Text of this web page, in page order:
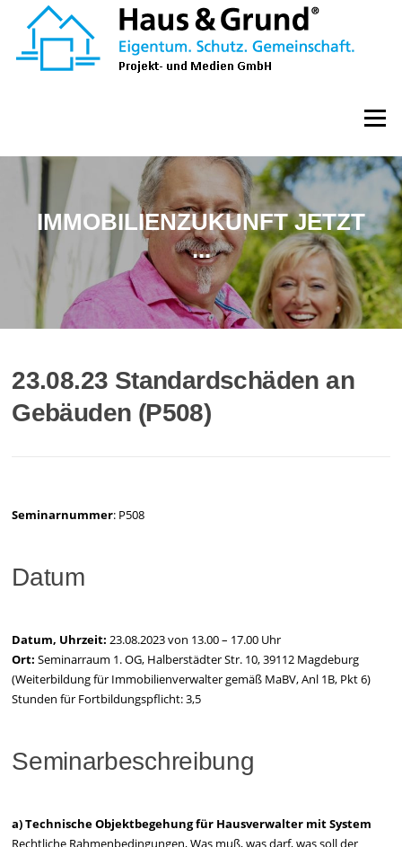
Inhalt
springen
Menü
IMMOBILIENZUKUNFT JETZT
...
23.08.23 Standardschäden an
Gebäuden (P508)
Seminarnummer: P508
Datum
Datum, Uhrzeit:23.08.2023 von 13.00 – 17.00 Uhr
Ort:Seminarraum 1. OG, Halberstädter Str. 10, 39112 Magdeburg
(Weiterbildung für Immobilienverwalter gemäß MaBV, Anl 1B, Pkt 6)
Stunden für Fortbildungspflicht: 3,5
Seminarbeschreibung
a)Technische Objektbegehung für Hausverwalter mit System
Rechtliche Rahmenbedingungen, Was muß, was darf, was soll der